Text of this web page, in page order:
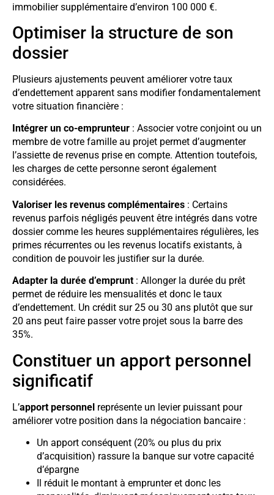
immobilier supplémentaire d’environ 100 000 €.
Optimiser la structure de son
dossier
Plusieurs ajustements peuvent améliorer votre taux
d’endettement apparent sans modifier fondamentalement
votre situation financière :
Intégrer un co-emprunteur : Associer votre conjoint ou un
membre de votre famille au projet permet d’augmenter
l’assiette de revenus prise en compte. Attention toutefois,
les charges de cette personne seront également
considérées.
Valoriser les revenus complémentaires : Certains
revenus parfois négligés peuvent être intégrés dans votre
dossier comme les heures supplémentaires régulières, les
primes récurrentes ou les revenus locatifs existants, à
condition de pouvoir les justifier sur la durée.
Adapter la durée d’emprunt : Allonger la durée du prêt
permet de réduire les mensualités et donc le taux
d’endettement. Un crédit sur 25 ou 30 ans plutôt que sur
20 ans peut faire passer votre projet sous la barre des
35%.
Constituer un apport personnel
significatif
L’apport personnel représente un levier puissant pour
améliorer votre position dans la négociation bancaire :
Un apport conséquent (20% ou plus du prix
d’acquisition) rassure la banque sur votre capacité
d’épargne
Il réduit le montant à emprunter et donc les